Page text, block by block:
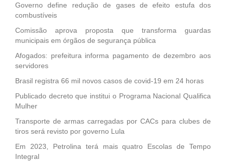
Governo define redução de gases de efeito estufa dos
combustíveis
Comissão aprova proposta que transforma guardas
municipais em órgãos de segurança pública
Afogados: prefeitura informa pagamento de dezembro aos
servidores
Brasil registra 66 mil novos casos de covid-19 em 24 horas
Publicado decreto que institui o Programa Nacional Qualifica
Mulher
Transporte de armas carregadas por CACs para clubes de
tiros será revisto por governo Lula
Em 2023, Petrolina terá mais quatro Escolas de Tempo
Integral